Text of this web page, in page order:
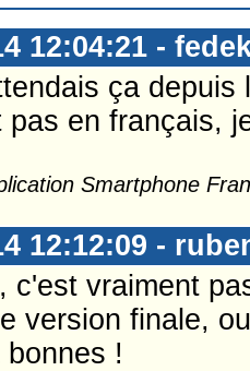
12:04:21 -
ça
pas en français,
Smartphone
12:12:09 -
c'est vraiment
version finale,
!